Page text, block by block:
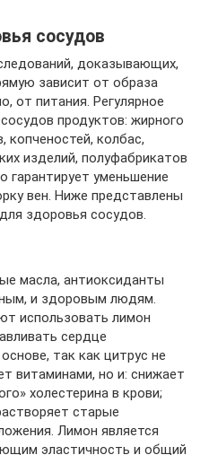
сосудов
доказывающих,
зависит от образа
от питания. Регулярное
продуктов: жирного
копченостей, колбас,
изделий, полуфабрикатов
гарантирует уменьшение
вен. Ниже представлены
здоровья сосудов.
масла, антиоксиданты
и здоровым людям.
использовать лимон
сердце
так как цитрус не
витаминами, но и: снижает
холестерина в крови;
старые
Лимон является
эластичность и общий